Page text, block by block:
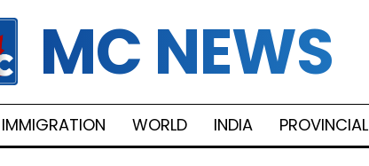
MC NEWS
IMMIGRATION WORLD INDIA PROVINCIAL